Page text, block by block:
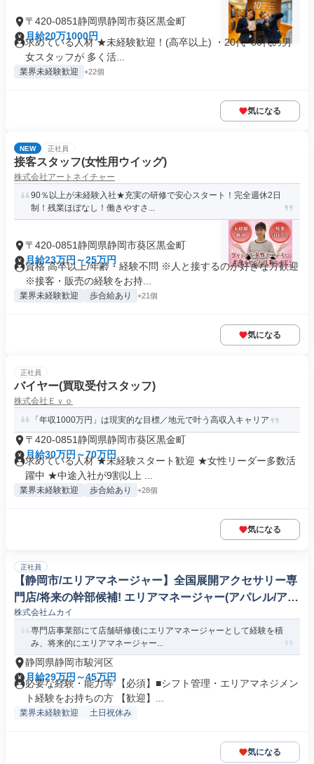
〒420-0851静岡県静岡市葵区黒金町
月給20万1000円
求めている人材 ★未経験歓迎！(高卒以上) ・20代~30代の男
女スタッフが 多く活...
業界未経験歓迎 +22個
気になる
NEW 正社員
接客スタッフ(女性用ウイッグ)
株式会社アートネイチャー
90％以上が未経験入社★充実の研修で安心スタート！完全週休2日
制！残業ほぼなし！働きやすさ...
〒420-0851静岡県静岡市葵区黒金町
月給23万円～25万円
資格 高卒以上/年齢・経験不問 ※人と接するのが好きな方歓迎
※接客・販売の経験をお持...
業界未経験歓迎 歩合給あり +21個
気になる
正社員
バイヤー(買取受付スタッフ)
株式会社Ｅｖｏ
「年収1000万円」は現実的な目標／地元で叶う高収入キャリア
〒420-0851静岡県静岡市葵区黒金町
月給30万円～70万円
求めている人材 ★未経験スタート歓迎 ★女性リーダー多数活
躍中 ★中途入社が9割以上 ...
業界未経験歓迎 歩合給あり +28個
気になる
正社員
【静岡市/エリアマネージャー】全国展開アクセサリー専
門店/将来の幹部候補! エリアマネージャー(アパレル/アク
セサリー/インテリア)
株式会社ムカイ
専門店事業部にて店舗研修後にエリアマネージャーとして経験を積
み、将来的にエリアマネージャー...
静岡県静岡市駿河区
月給29万円～45万円
必要な経験・能力等 【必須】■シフト管理・エリアマネジメン
ト経験をお持ちの方 【歓迎】...
業界未経験歓迎 土日祝休み
気になる